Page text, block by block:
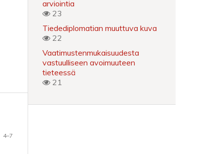
4–7
arviointia
23
Tiedediplomatian muuttuva kuva
22
Vaatimustenmukaisuudesta
vastuulliseen avoimuuteen
tieteessä
21